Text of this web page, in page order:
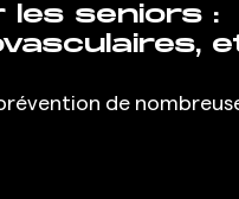
les seniors :
de